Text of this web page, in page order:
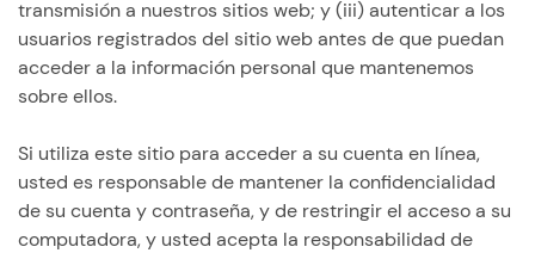
transmisión a nuestros sitios web; y (iii) autenticar a los
usuarios registrados del sitio web antes de que puedan
acceder a la información personal que mantenemos
sobre ellos.
Si utiliza este sitio para acceder a su cuenta en línea,
usted es responsable de mantener la confidencialidad
de su cuenta y contraseña, y de restringir el acceso a su
computadora, y usted acepta la responsabilidad de